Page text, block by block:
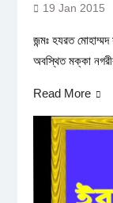
19 Jan 2015
জন্মঃ হযরত
অবস্থিত মক্কা
Read More